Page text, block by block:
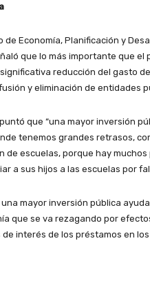
de Economía, Planificación y
que lo más importante que el
reducción del gasto
y eliminación de entidades
que “una mayor inversión
tenemos grandes retrasos,
de escuelas, porque hay muchos
a sus hijos a las escuelas por
mayor inversión pública
que se va rezagando por
de interés de los préstamos en